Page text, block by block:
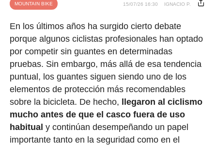
MOUNTAIN BIKE 15/07/26 16:30 IGNACIO P.
En los últimos años ha surgido cierto debate
porque algunos ciclistas profesionales han optado
por competir sin guantes en determinadas
pruebas. Sin embargo, más allá de esa tendencia
puntual, los guantes siguen siendo uno de los
elementos de protección más recomendables
sobre la bicicleta. De hecho, llegaron al ciclismo
mucho antes de que el casco fuera de uso
habitual y continúan desempeñando un papel
importante tanto en la seguridad como en el